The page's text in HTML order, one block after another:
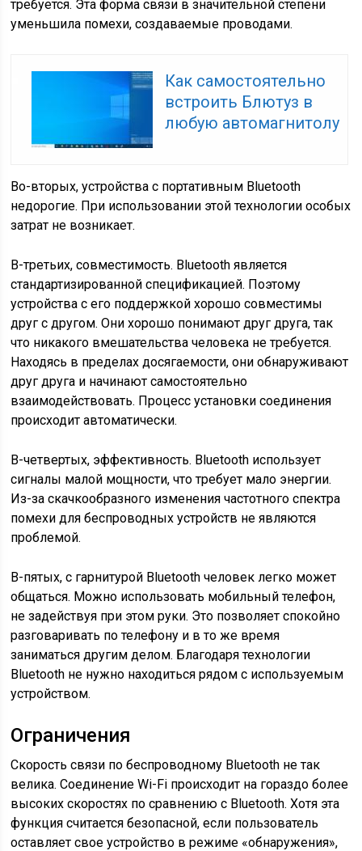
требуется. Эта форма связи в значительной степени
уменьшила помехи, создаваемые проводами.
Как самостоятельно
встроить Блютуз в
любую автомагнитолу
Во-вторых, устройства с портативным Bluetooth
недорогие. При использовании этой технологии особых
затрат не возникает.
В-третьих, совместимость. Bluetooth является
стандартизированной спецификацией. Поэтому
устройства с его поддержкой хорошо совместимы
друг с другом. Они хорошо понимают друг друга, так
что никакого вмешательства человека не требуется.
Находясь в пределах досягаемости, они обнаруживают
друг друга и начинают самостоятельно
взаимодействовать. Процесс установки соединения
происходит автоматически.
В-четвертых, эффективность. Bluetooth использует
сигналы малой мощности, что требует мало энергии.
Из-за скачкообразного изменения частотного спектра
помехи для беспроводных устройств не являются
проблемой.
В-пятых, с гарнитурой Bluetooth человек легко может
общаться. Можно использовать мобильный телефон,
не задействуя при этом руки. Это позволяет спокойно
разговаривать по телефону и в то же время
заниматься другим делом. Благодаря технологии
Bluetooth не нужно находиться рядом с используемым
устройством.
Ограничения
Скорость связи по беспроводному Bluetooth не так
велика. Соединение Wi-Fi происходит на гораздо более
высоких скоростях по сравнению с Bluetooth. Хотя эта
функция считается безопасной, если пользователь
оставляет свое устройство в режиме «обнаружения»,